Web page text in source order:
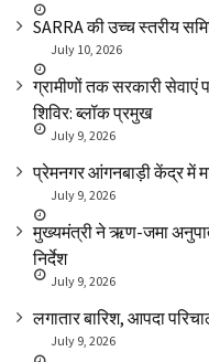
SARRA की उच्च स्तरीय
July 10, 2026
ग्रामीणों तक सरकारी सेवाएं
शिविर: ब्लॉक प्रमुख
July 9, 2026
प्रेमनगर आंगनबाड़ी केंद्र में
July 9, 2026
मुख्यमंत्री ने ऋण-जमा
निर्देश
July 9, 2026
लगातार बारिश, आपदा
July 9, 2026